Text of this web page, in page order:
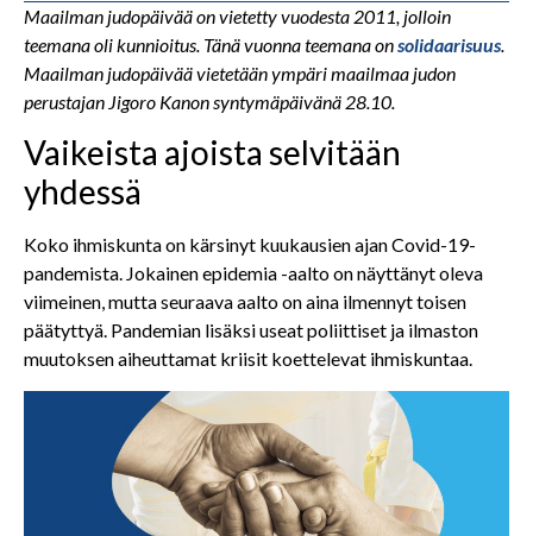
Maailman judopäivää on vietetty vuodesta 2011, jolloin
teemana oli kunnioitus. Tänä vuonna teemana onsolidaarisuus.
Maailman judopäivää vietetään ympäri maailmaa judon
perustajan Jigoro Kanon syntymäpäivänä 28.10.
Vaikeista ajoista selvitään
yhdessä
Koko ihmiskunta on kärsinyt kuukausien ajan Covid-19-
pandemista. Jokainen epidemia -aalto on näyttänyt oleva
viimeinen, mutta seuraava aalto on aina ilmennyt toisen
päätyttyä. Pandemian lisäksi useat poliittiset ja ilmaston
muutoksen aiheuttamat kriisit koettelevat ihmiskuntaa.